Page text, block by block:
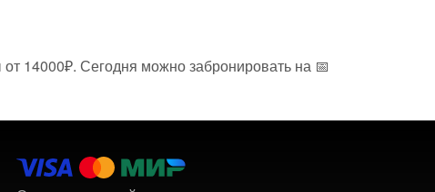
14000₽. Сегодня можно забронировать на 📅